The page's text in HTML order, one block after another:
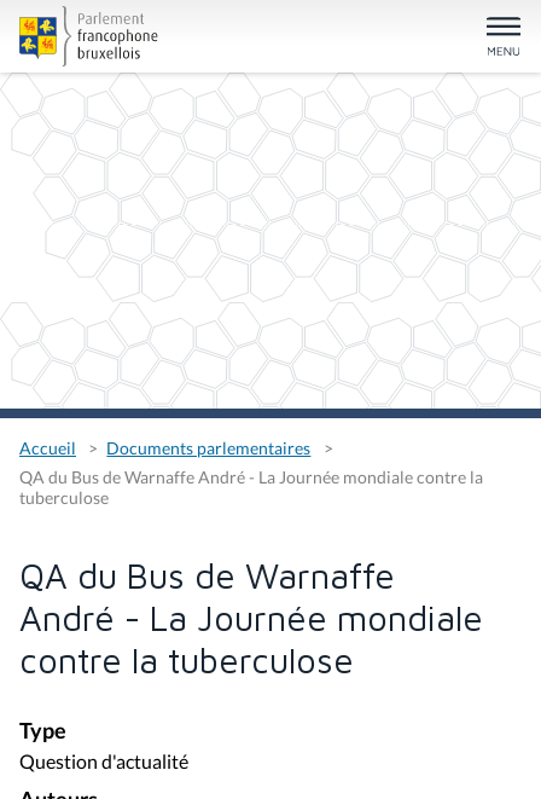
Accueil
Documents parlementaires
QA du Bus de Warnaffe André - La Journée mondiale contre la
tuberculose
QA du Bus de Warnaffe
André - La Journée mondiale
contre la tuberculose
Type
Question d'actualité